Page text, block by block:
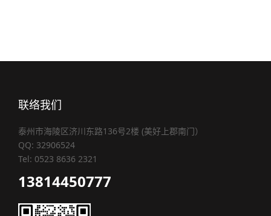
联络我们
泰州市海陵区济川东路136号2楼 (美好上郡南门）
QQ: 32906524
Tel: 0523 8636 2321
13814450777